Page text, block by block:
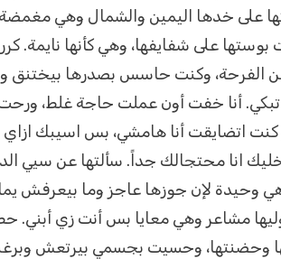
على خدها اليمين والشمال وهي مغمضة
بوستها على شفايفها، وهي كأنها نايمة.
الفرحة، وكنت حاسس بصدرها بيختنق
أنا خفت أون عملت حاجة غلط،
كنت اتضايقت أنا هامشي، بس اسيبك ازاي
انا محتجالك جداً. سألتها عن سيي
وحيدة لإن جوزها عاجز وما بيعرفش
مشاعر وهي معايا بس أنت زي أبني.
وحضنتها، وحسيت بجسمي بيرتعش